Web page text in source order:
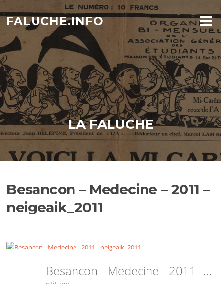
Aller
au
contenu
FALUCHE.INFO Menu
LA FALUCHE
Besancon – Medecine – 2011 –
neigeaik_2011
Besancon - Medecine - 2011 - Neigeaik_2011